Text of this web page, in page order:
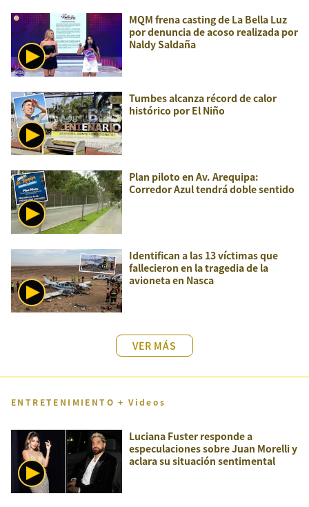
MQM frena casting de La Bella Luz
por denuncia de acoso realizada por
Naldy Saldaña
Tumbes alcanza récord de calor
histórico por El Niño
Plan piloto en Av. Arequipa:
Corredor Azul tendrá doble sentido
Identifican a las 13 víctimas que
fallecieron en la tragedia de la
avioneta en Nasca
VER MÁS
ENTRETENIMIENTO + Videos
Luciana Fuster responde a
especulaciones sobre Juan Morelli y
aclara su situación sentimental